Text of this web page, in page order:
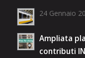
24 Gennaio
Ampliata
contributi